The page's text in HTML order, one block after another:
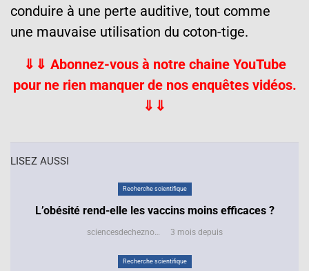
conduire à une perte auditive, tout comme
une mauvaise utilisation du coton-tige.
⇓⇓ Abonnez-vous à notre chaine YouTube
pour ne rien manquer de nos enquêtes vidéos.
⇓⇓
LISEZ AUSSI
Recherche scientifique
L’obésité rend-elle les vaccins moins efficaces ?
sciencesdecheznous@gmail.com 3 mois depuis
Recherche scientifique